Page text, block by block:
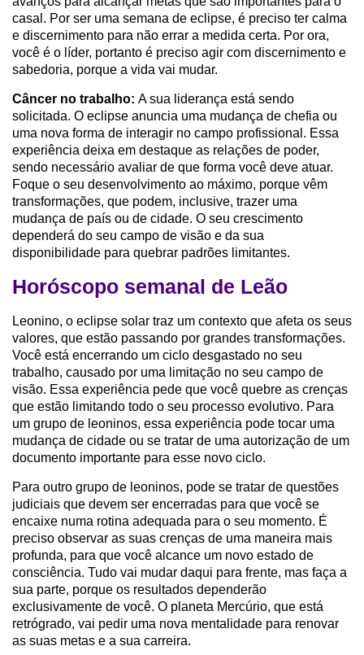
casal. Por ser uma semana de eclipse, é preciso ter calma
e discernimento para não errar a medida certa. Por ora,
você é o líder, portanto é preciso agir com discernimento e
sabedoria, porque a vida vai mudar.
Câncer no trabalho: A sua liderança está sendo
solicitada. O eclipse anuncia uma mudança de chefia ou
uma nova forma de interagir no campo profissional. Essa
experiência deixa em destaque as relações de poder,
sendo necessário avaliar de que forma você deve atuar.
Foque o seu desenvolvimento ao máximo, porque vêm
transformações, que podem, inclusive, trazer uma
mudança de país ou de cidade. O seu crescimento
dependerá do seu campo de visão e da sua
disponibilidade para quebrar padrões limitantes.
Horóscopo semanal de Leão
Leonino, o eclipse solar traz um contexto que afeta os seus
valores, que estão passando por grandes transformações.
Você está encerrando um ciclo desgastado no seu
trabalho, causado por uma limitação no seu campo de
visão. Essa experiência pede que você quebre as crenças
que estão limitando todo o seu processo evolutivo. Para
um grupo de leoninos, essa experiência pode tocar uma
mudança de cidade ou se tratar de uma autorização de um
documento importante para esse novo ciclo.
Para outro grupo de leoninos, pode se tratar de questões
judiciais que devem ser encerradas para que você se
encaixe numa rotina adequada para o seu momento. É
preciso observar as suas crenças de uma maneira mais
profunda, para que você alcance um novo estado de
consciência. Tudo vai mudar daqui para frente, mas faça a
sua parte, porque os resultados dependerão
exclusivamente de você. O planeta Mercúrio, que está
retrógrado, vai pedir uma nova mentalidade para renovar
as suas metas e a sua carreira.